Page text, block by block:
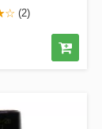
(2)